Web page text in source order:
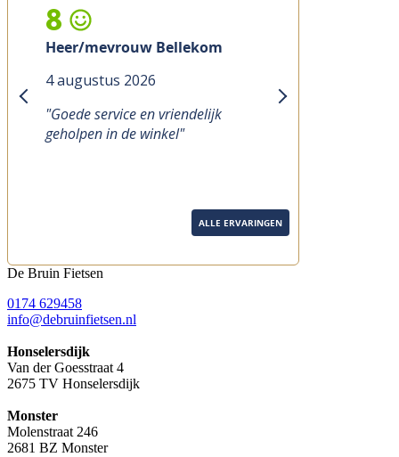
8
Heer/mevrouw Bellekom
4 augustus 2026
"Goede service en vriendelijk
geholpen in de winkel"
next
ALLE ERVARINGEN
De Bruin Fietsen
0174 629458
info@debruinfietsen.nl
Honselersdijk
Van der Goesstraat 4
2675 TV Honselersdijk
Monster
Molenstraat 246
2681 BZ Monster